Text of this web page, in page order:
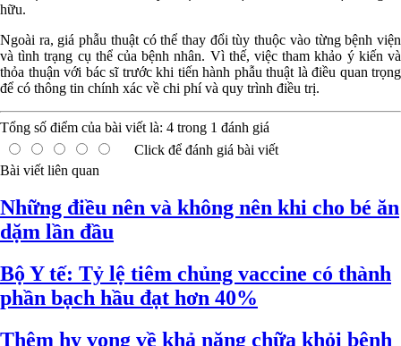
hữu.
Ngoài ra, giá phẫu thuật có thể thay đổi tùy thuộc vào từng bệnh viện
và tình trạng cụ thể của bệnh nhân. Vì thế, việc tham khảo ý kiến và
thỏa thuận với bác sĩ trước khi tiến hành phẫu thuật là điều quan trọng
để có thông tin chính xác về chi phí và quy trình điều trị.
Tổng số điểm của bài viết là: 4 trong 1 đánh giá
Click để đánh giá bài viết
Bài viết liên quan
Những điều nên và không nên khi cho bé ăn
dặm lần đầu
Bộ Y tế: Tỷ lệ tiêm chủng vaccine có thành
phần bạch hầu đạt hơn 40%
Thêm hy vọng về khả năng chữa khỏi bệnh